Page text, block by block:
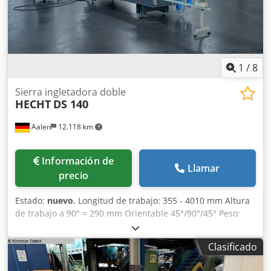
máquina arriba mencionada a consultar! ----- (Datos
técnicos según fabricante - sin garantía) Todos los precios
indicados son netos. Más IVA legal correspondiente.
Cedpoy I Dcfjfx Algoha
1 /8
Aalen 12.118 km
Sierra ingletadora doble
HECHT DS 140
Información de
precio
Llamar
Estado: nuevo, Longitud de trabajo: 355 - 4010 mm Altura
de trabajo a 90° = 290 mm Orientable 45°/90°/45° Peso:
1800 kg Altura de corte a 45°: 210 mm Hecht Wegoma
sierra de doble inglete DS140 Sierra universal de doble
inglete para PVC, aluminio y madera ----- Descripción
técnica del fabricante: Pos. 1: Sierra de doble inglete
Clasificado